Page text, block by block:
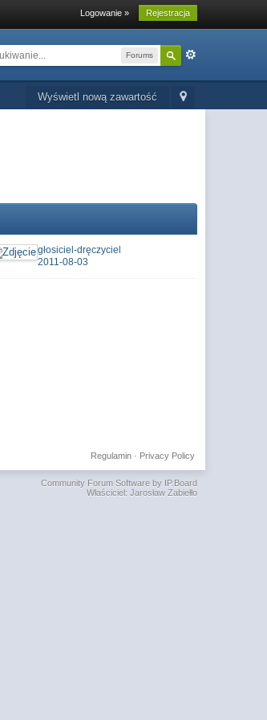
Logowanie » Rejestracja
Forums
Wyświetl nową zawartość
głosiciel-dręczyciel
2011-08-03
Privacy Policy
Regulamin·
Community Forum Software by IP.Board
Właściciel: Jarosław Zabiełło